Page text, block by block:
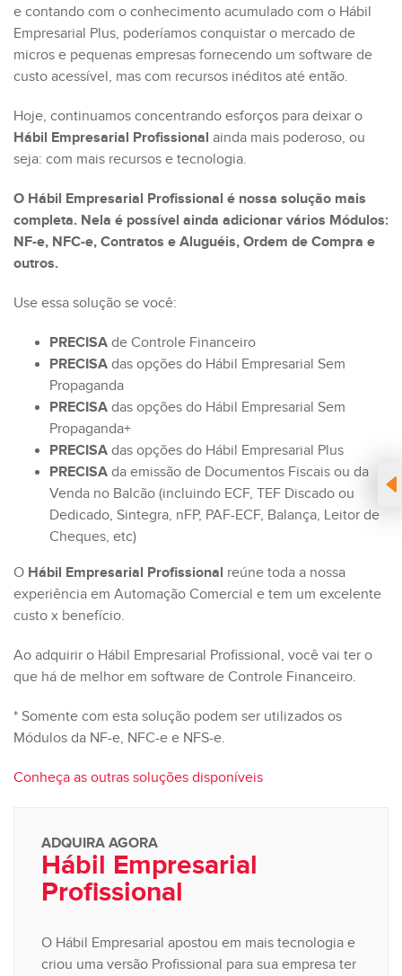
e contando com o conhecimento acumulado com o Hábil
Empresarial Plus, poderíamos conquistar o mercado de
micros e pequenas empresas fornecendo um software de
custo acessível, mas com recursos inéditos até então.
Hoje, continuamos concentrando esforços para deixar o
Hábil Empresarial Profissional ainda mais poderoso, ou
seja: com mais recursos e tecnologia.
O Hábil Empresarial Profissional é nossa solução mais
completa. Nela é possível ainda adicionar vários Módulos:
NF-e, NFC-e, Contratos e Aluguéis, Ordem de Compra e
outros.
Use essa solução se você:
PRECISA de Controle Financeiro
PRECISA das opções do Hábil Empresarial Sem
Propaganda
PRECISA das opções do Hábil Empresarial Sem
Propaganda+
PRECISA das opções do Hábil Empresarial Plus
PRECISA da emissão de Documentos Fiscais ou da
Venda no Balcão (incluindo ECF, TEF Discado ou
Dedicado, Sintegra, nFP, PAF-ECF, Balança, Leitor de
Cheques, etc)
O Hábil Empresarial Profissional reúne toda a nossa
experiência em Automação Comercial e tem um excelente
custo x benefício.
Ao adquirir o Hábil Empresarial Profissional, você vai ter o
que há de melhor em software de Controle Financeiro.
* Somente com esta solução podem ser utilizados os
Módulos da NF-e, NFC-e e NFS-e.
Conheça as outras soluções disponíveis
ADQUIRA AGORA
Hábil Empresarial
Profissional
O Hábil Empresarial apostou em mais tecnologia e
criou uma versão Profissional para sua empresa ter